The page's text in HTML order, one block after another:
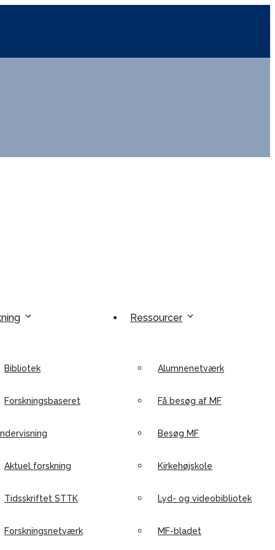
Bibliotek
Forskningsbaseret
Aktuel forskning
Tidsskriftet STTK
Forskningsnetværk
Ressourcer
Alumnenetværk
Få besøg af MF
Besøg MF
Kirkehøjskole
Lyd- og videobibliotek
MF-bladet